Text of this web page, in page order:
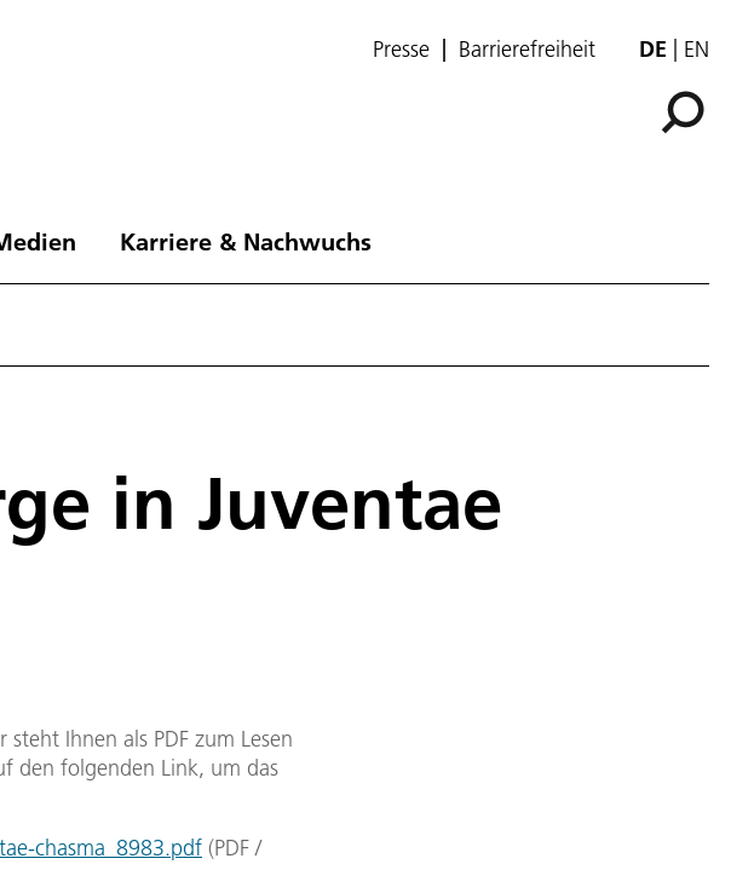
Presse Barrierefreiheit DE EN
Karriere & Nachwuchs
in Juventae
Ihnen als PDF zum Lesen
den folgenden Link, um das
chasma_8983.pdf (PDF /